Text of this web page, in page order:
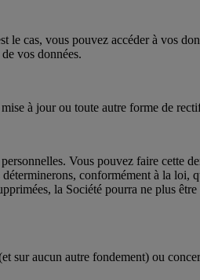
cas, vous pouvez accéder à vos
vos données.
à jour ou toute autre forme de
Vous pouvez faire cette
conformément à la loi,
la Société pourra ne plus
sur aucun autre fondement) ou